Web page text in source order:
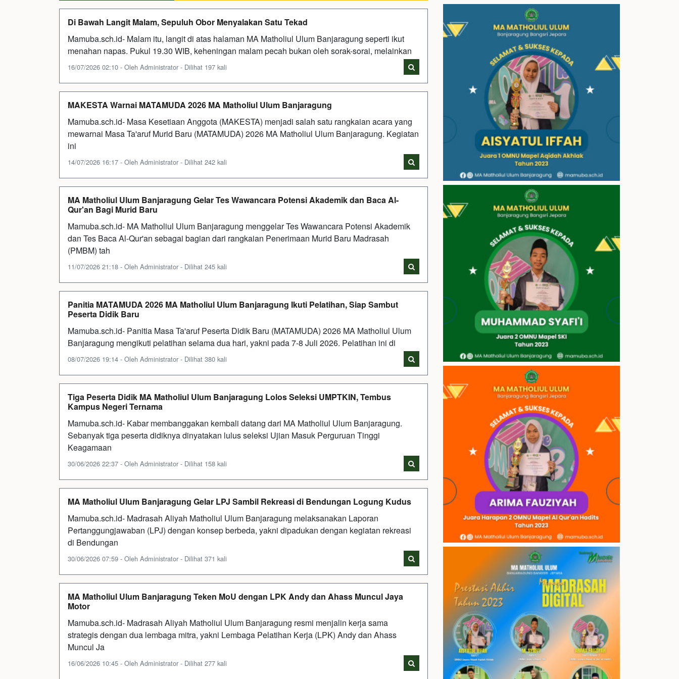
Di Bawah Langit Malam, Sepuluh Obor Menyalakan Satu Tekad
Mamuba.sch.id- Malam itu, langit di atas halaman MA Matholiul Ulum Banjaragung seperti ikut
menahan napas. Pukul 19.30 WIB, keheningan malam pecah bukan oleh sorak-sorai, melainkan
16/07/2026 02:10 - Oleh Administrator - Dilihat 197 kali
MAKESTA Warnai MATAMUDA 2026 MA Matholiul Ulum Banjaragung
Mamuba.sch.id- Masa Kesetiaan Anggota (MAKESTA) menjadi salah satu rangkaian acara yang
mewarnai Masa Ta'aruf Murid Baru (MATAMUDA) 2026 MA Matholiul Ulum Banjaragung. Kegiatan
ini
14/07/2026 16:17 - Oleh Administrator - Dilihat 242 kali
MA Matholiul Ulum Banjaragung Gelar Tes Wawancara Potensi Akademik dan Baca Al-
Qur'an Bagi Murid Baru
Mamuba.sch.id- MA Matholiul Ulum Banjaragung menggelar Tes Wawancara Potensi Akademik
dan Tes Baca Al-Qur'an sebagai bagian dari rangkaian Penerimaan Murid Baru Madrasah
(PMBM) tah
11/07/2026 21:18 - Oleh Administrator - Dilihat 245 kali
Panitia MATAMUDA 2026 MA Matholiul Ulum Banjaragung Ikuti Pelatihan, Siap Sambut
Peserta Didik Baru
Mamuba.sch.id- Panitia Masa Ta'aruf Peserta Didik Baru (MATAMUDA) 2026 MA Matholiul Ulum
Banjaragung mengikuti pelatihan selama dua hari, yakni pada 7-8 Juli 2026. Pelatihan ini di
08/07/2026 19:14 - Oleh Administrator - Dilihat 380 kali
Tiga Peserta Didik MA Matholiul Ulum Banjaragung Lolos Seleksi UMPTKIN, Tembus
Kampus Negeri Ternama
Mamuba.sch.id- Kabar membanggakan kembali datang dari MA Matholiul Ulum Banjaragung.
Sebanyak tiga peserta didiknya dinyatakan lulus seleksi Ujian Masuk Perguruan Tinggi
Keagamaan
30/06/2026 22:37 - Oleh Administrator - Dilihat 158 kali
MA Matholiul Ulum Banjaragung Gelar LPJ Sambil Rekreasi di Bendungan Logung Kudus
Mamuba.sch.id- Madrasah Aliyah Matholiul Ulum Banjaragung melaksanakan Laporan
Pertanggungjawaban (LPJ) dengan konsep berbeda, yakni dipadukan dengan kegiatan rekreasi
di Bendungan
30/06/2026 07:59 - Oleh Administrator - Dilihat 371 kali
MA Matholiul Ulum Banjaragung Teken MoU dengan LPK Andy dan Ahass Muncul Jaya
Motor
Mamuba.sch.id- Madrasah Aliyah Matholiul Ulum Banjaragung resmi menjalin kerja sama
strategis dengan dua lembaga mitra, yakni Lembaga Pelatihan Kerja (LPK) Andy dan Ahass
Muncul Ja
16/06/2026 10:45 - Oleh Administrator - Dilihat 277 kali